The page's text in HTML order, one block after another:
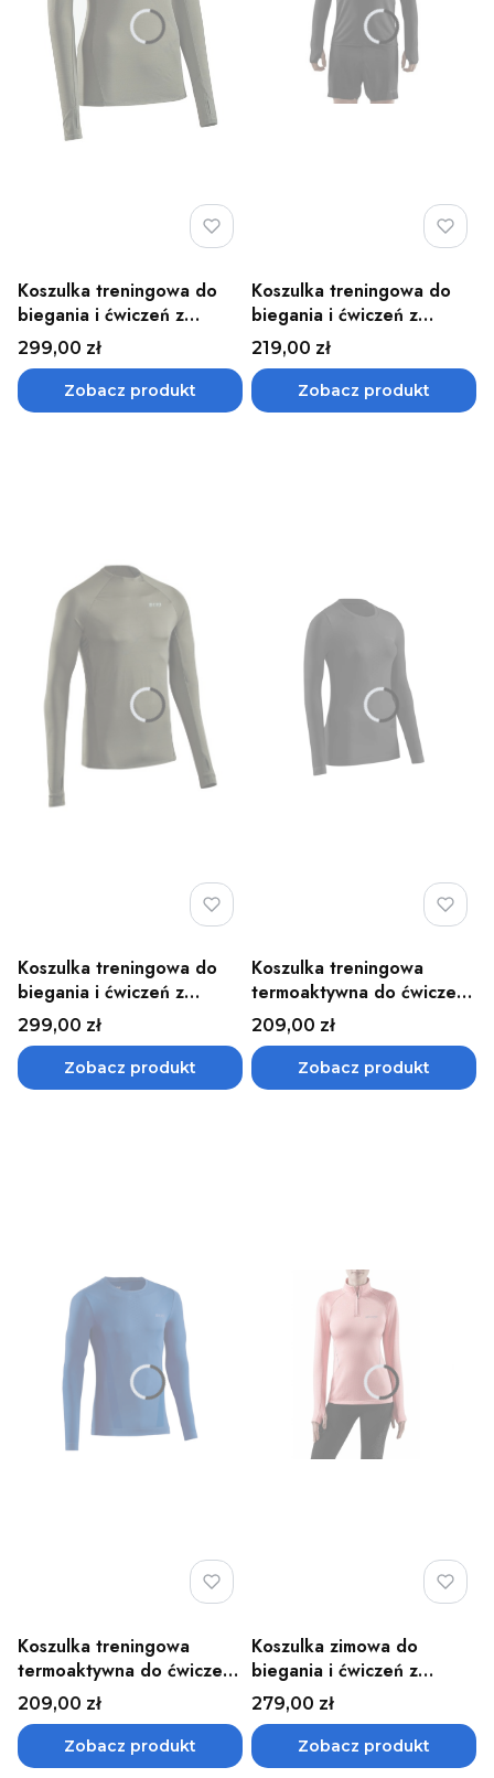
Koszulka treningowa do
biegania i ćwiczeń z
długim rękawem damska
odblaskowa REFLECTIVE
CEP - różne kolory
Cena
299,00 zł
Zobacz produkt
Koszulka treningowa do
biegania i ćwiczeń z
długim rękawem męska
CHEVRON CEP - różne
kolory
Cena
219,00 zł
Zobacz produkt
Koszulka treningowa do
biegania i ćwiczeń z
długim rękawem męska
odblaskowa REFLECTIVE
CEP - różne kolory
Cena
299,00 zł
Zobacz produkt
Koszulka treningowa
termoaktywna do ćwiczeń
z długim rękawem damska
Cold Weather Base CEP -
różne kolory
Cena
209,00 zł
Zobacz produkt
Koszulka treningowa
termoaktywna do ćwiczeń
z długim rękawem męska
Cold Weather Base CEP -
różne kolory
Cena
209,00 zł
Zobacz produkt
Koszulka zimowa do
biegania i ćwiczeń z
długim rękawem damska
CEP - różne kolory
Cena
279,00 zł
Zobacz produkt